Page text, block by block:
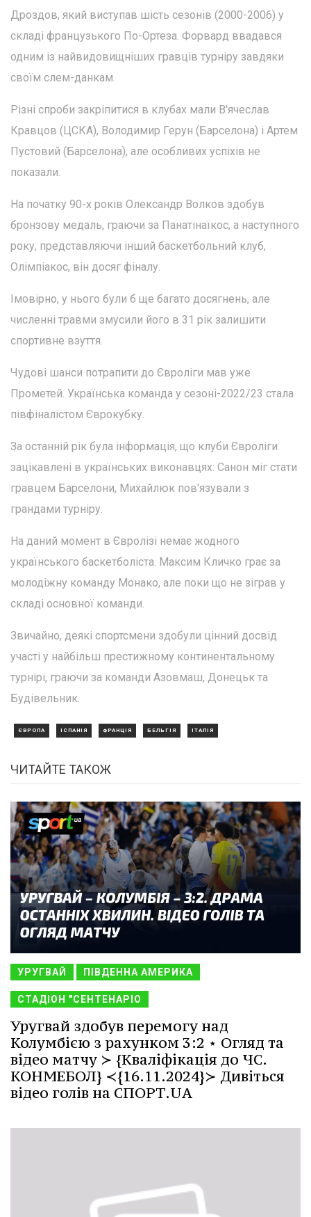
Дроздов, який виступав шість сезонів (2000-2006) у
складі французького По-Ортеза. Форвард ввадався
одним із найвидовищніших гравців турніру завдяки
своїм слем-данкам.
Різні спроби закріпитися в клубах мали В'ячеслав
Кравцов (ЦСКА), Володимир Герун (Барселона) і Артем
Пустовий (Барселона), але особливих успіхів не
показали.
На початку 90-х років Олександр Волков здобув
бронзову медаль, граючи за Панатінаїкос, а наступного
року, представляючи інший баскетбольний клуб,
Олімпіакос, він досяг фіналу.
Імовірно, у нього були б ще багато досягнень, але
численні травми змусили його в 31 рік залишити
спортивне взуття.
Чудові шанси потрапити до Євроліги мав уже
Прометей. Українська команда у сезоні-2022/23 стала
півфіналістом Єврокубку.
За останній рік була інформація, що клуби Євроліги
зацікавлені в українських виконавцях: Санон міг стати
гравцем Барселони, Михайлюк пов'язували з
грандами турніру.
На даний момент в Євролізі немає жодного
українського баскетболіста. Максим Кличко грає за
молодіжну команду Монако, але поки що не зіграв у
складі основної команди.
Звичайно, деякі спортсмени здобули цінний досвід
участі у найбільш престижному континентальному
турнірі, граючи за команди Азовмаш, Донецьк та
Будівельник.
ЄВРОПА ІСПАНІЯ ФРАНЦІЯ БЕЛЬГІЯ ІТАЛІЯ
ЧИТАЙТЕ ТАКОЖ
УРУГВАЙ ПІВДЕННА АМЕРИКА
СТАДІОН "СЕНТЕНАРІО
Уругвай здобув перемогу над
Колумбією з рахунком 3:2 ⋆ Огляд та
відео матчу ≻ {Кваліфікація до ЧС.
КОНМЕБОЛ} ≺{16.11.2024}≻ Дивіться
відео голів на СПОРТ.UA